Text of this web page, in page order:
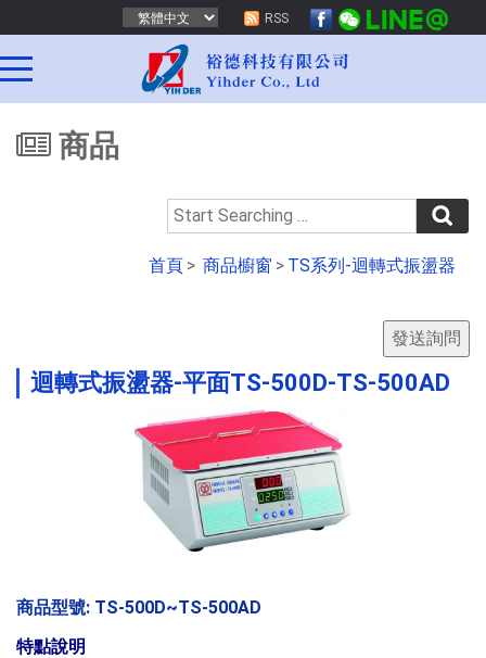
RSS
商品
首頁 > 商品櫥窗 > TS系列-迴轉式振盪器
迴轉式振盪器-平面TS-500D-TS-500AD
商品型號: TS-500D~TS-500AD
特點說明